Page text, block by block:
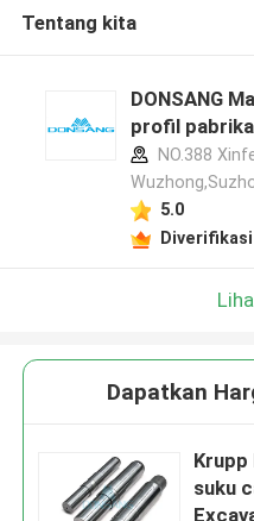
Tentang kita
DONSANG
profil
NO.388
5.0
Dapatkan
Krupp
suku